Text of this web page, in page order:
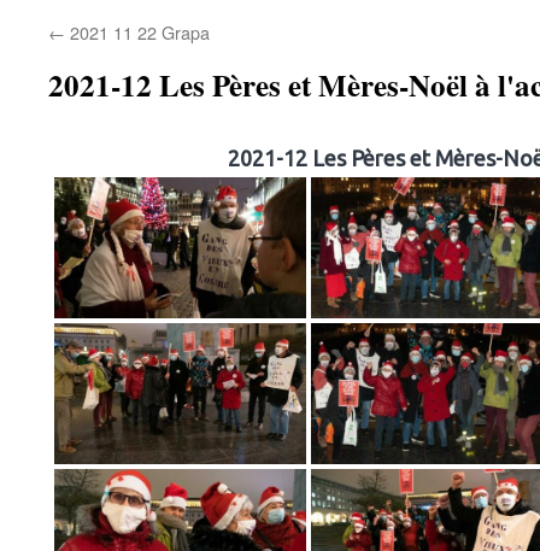
← 2021 11 22 Grapa
2021-12 Les Pères et Mères-Noël à
2021-12 Les Pères et Mères-